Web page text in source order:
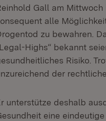
Gall am
alle
zu bewahren.
„Legal-Highs“ bekannt
Risiko.
der
unterstütze deshalb
eine